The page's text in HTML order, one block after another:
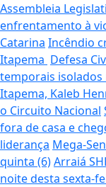
Assembleia
enfrentamento à
Catarina Incêndio
Itapema Defesa
temporais
Itapema, Kaleb
o Circuito Nacional
fora de casa e
liderança Mega-
quinta (6)Arraiá
noite desta sexta-